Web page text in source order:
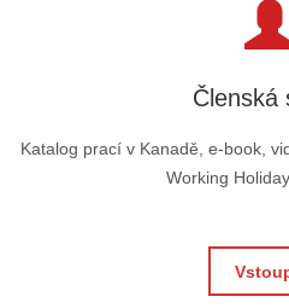
Členská
Katalog prací v Kanadě, e-book,
Working